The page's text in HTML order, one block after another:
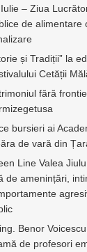
– Ziua
de alimentare
și Tradiții” la
Cetății
fără
bursieri ai
de vară din
Line Valea
de amenințări,
Benor
de profesori